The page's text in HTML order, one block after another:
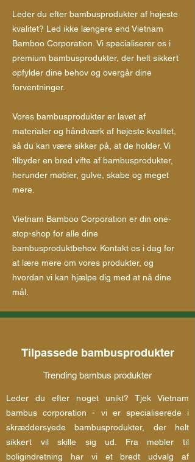
Leder du efter bambusprodukter af højeste
kvalitet? Led ikke længere end Vietnam
Bamboo Corporation. Vi specialiserer os i
premium bambusprodukter, der helt sikkert
opfylder dine behov og overgår dine
forventninger.
Vores bambusprodukter er lavet af
materialer og håndværk af højeste kvalitet,
så du kan være sikker på, at de holder. Vi
tilbyder en bred vifte af bambusprodukter,
herunder møbler, gulve, skabe og meget
mere.
Vietnam Bamboo Corporation er din one-
stop-shop for alle dine
bambusproduktbehov. Kontakt os i dag for
at lære mere om vores produkter, og
hvordan vi kan hjælpe dig med at nå dine
mål.
Tilpassede bambusprodukter
Trending bambus produkter
Leder du efter noget unikt? Tjek Vietnam
bambus corporation - vi er specialiserede i
skræddersyede bambusprodukter, der helt
sikkert vil skille sig ud. Fra møbler til
boligindretning har vi et bredt udvalg af